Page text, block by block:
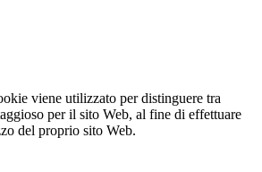
viene utilizzato per distinguere tra
per il sito Web, al fine di effettuare
del proprio sito Web.